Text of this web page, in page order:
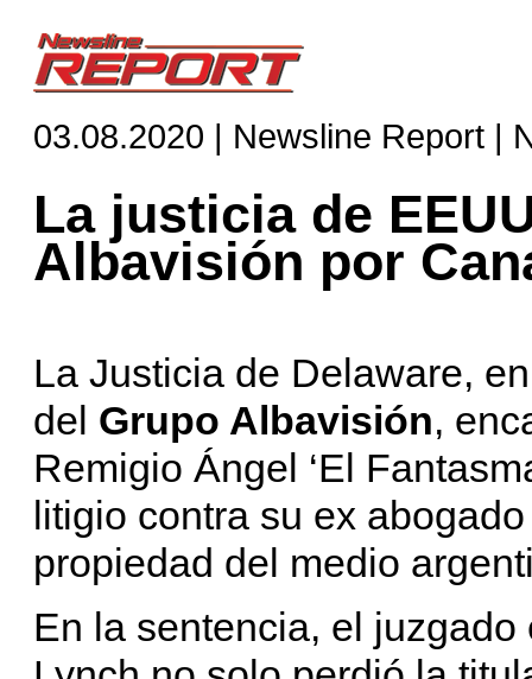
03.08.2020 | Newsline Report |
La justicia de
Albavisión por
La Justicia de Delaware,
del Grupo Albavisión,
Remigio Ángel ‘El
litigio contra su ex
propiedad del medio
En la sentencia, el